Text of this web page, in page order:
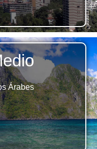
Árabes